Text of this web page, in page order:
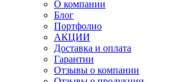
О компании
Блог
Портфолио
АКЦИИ
Доставка и оплата
Гарантии
Отзывы о компании